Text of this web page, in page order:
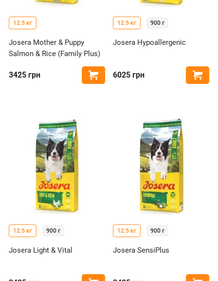
12.5 кг
Josera Mother & Puppy
Salmon & Rice (Family Plus)
3425 грн Купити
12.5 кг 900 г
Josera Hypoallergenic
6025 грн
12.5 кг 900 г
Josera Light & Vital
12.5 кг 900 г
Josera SensiPlus